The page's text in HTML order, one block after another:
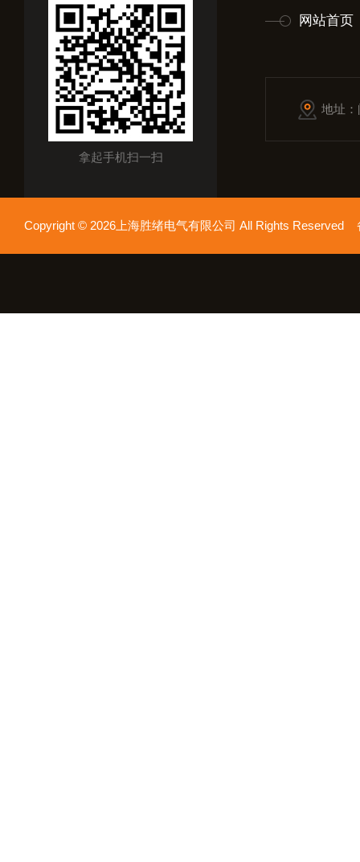
拿起手机扫一扫
网站首页
地址
Copyright © 2026上海胜绪电气有限公司 All Rights Reserved